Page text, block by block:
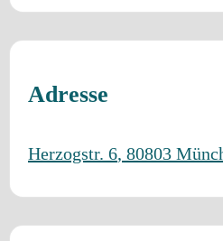
Adresse
Herzogstr. 6, 80803